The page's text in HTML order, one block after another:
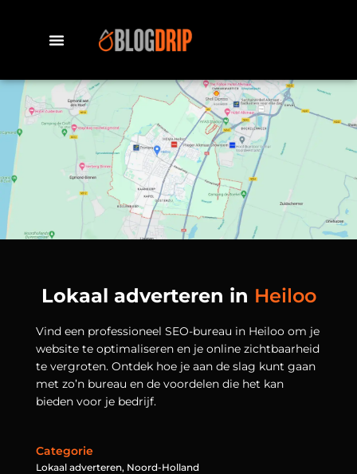
Lokaal adverteren in Heiloo
Vind een professioneel SEO-bureau in Heiloo om je
website te optimaliseren en je online zichtbaarheid
te vergroten. Ontdek hoe je aan de slag kunt gaan
met zo’n bureau en de voordelen die het kan
bieden voor je bedrijf.
Categorie
Lokaal adverteren, Noord-Holland